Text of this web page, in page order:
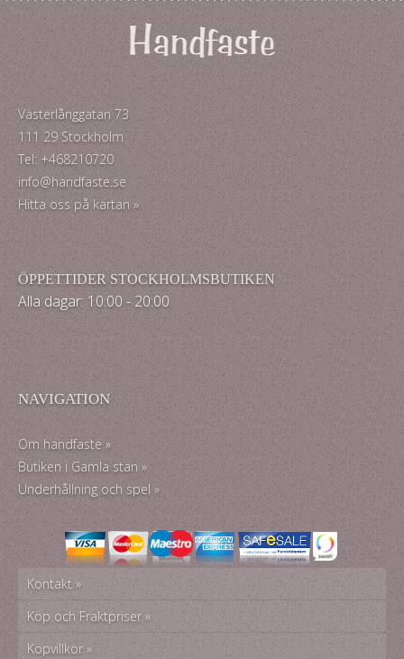
Västerlånggatan 73
111 29 Stockholm
Tel: +468210720
info@handfaste.se
Hitta oss på kartan »
ÖPPETTIDER STOCKHOLMSBUTIKEN
Alla dagar: 10:00 - 20:00
NAVIGATION
Om handfaste »
Butiken i Gamla stan »
Underhållning och spel »
Kontakt »
Köp och Fraktpriser »
Köpvillkor »